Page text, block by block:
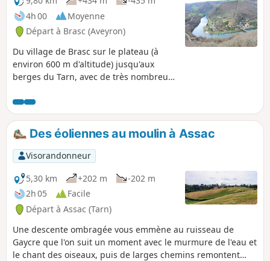
4h 00
Moyenne
Départ à Brasc (Aveyron)
Du village de Brasc sur le plateau (à
environ 600 m d'altitude) jusqu'aux
berges du Tarn, avec de très nombreux
et le versant sud de la vallée du Tarn. Le
sens a été inversé par rapport à une
précédente publication afin d'avoir la
plus forte pente en descente et ainsi
faciliter le cheminement.
Des éoliennes au moulin à Assac
Visorandonneur
5,30 km
+202 m
-202 m
2h 05
Facile
Départ à Assac (Tarn)
Une descente ombragée vous emmène au ruisseau de
Gaycre que l'on suit un moment avec le murmure de l'eau et
le chant des oiseaux, puis de larges chemins remontent